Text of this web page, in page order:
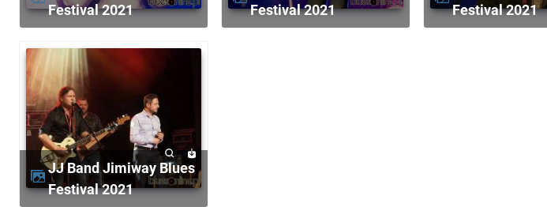
Festival 2021
Festival 2021
Festival 2021
JJ Band Jimiway Blues
Festival 2021